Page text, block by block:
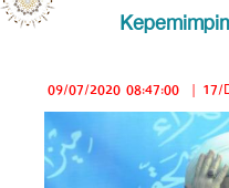
09/07/2020 08:47:00 | 17/